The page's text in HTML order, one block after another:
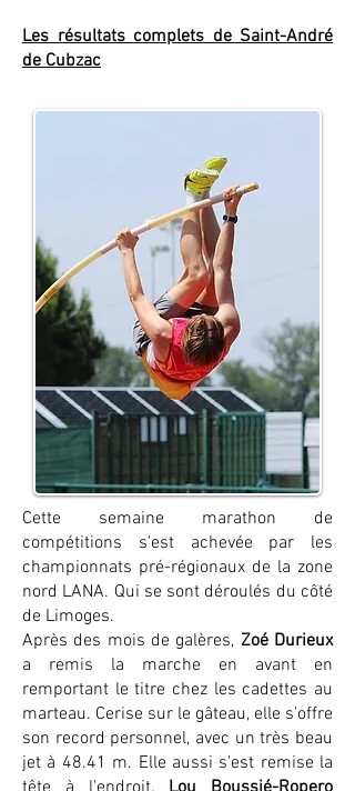
Les résultats complets de Saint-André
de Cubzac
Cette semaine marathon de
compétitions s'est achevée par les
championnats pré-régionaux de la zone
nord LANA. Qui se sont déroulés du côté
de Limoges.
Après des mois de galères, Zoé Durieux
a remis la marche en avant en
remportant le titre chez les cadettes au
marteau. Cerise sur le gâteau, elle s'offre
son record personnel, avec un très beau
jet à 48.41 m. Elle aussi s'est remise la